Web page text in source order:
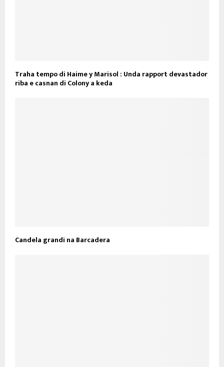
Traha tempo di Haime y Marisol : Unda rapport devastador
riba e casnan di Colony a keda
Candela grandi na Barcadera